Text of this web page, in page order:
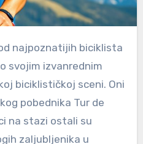
svojim izvanrednim
biciklističkoj sceni. Oni
pobednika Tur de
na stazi ostali su
zaljubljenika u